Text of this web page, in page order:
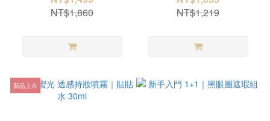
NT$1,860
NT$1,219
新品上市